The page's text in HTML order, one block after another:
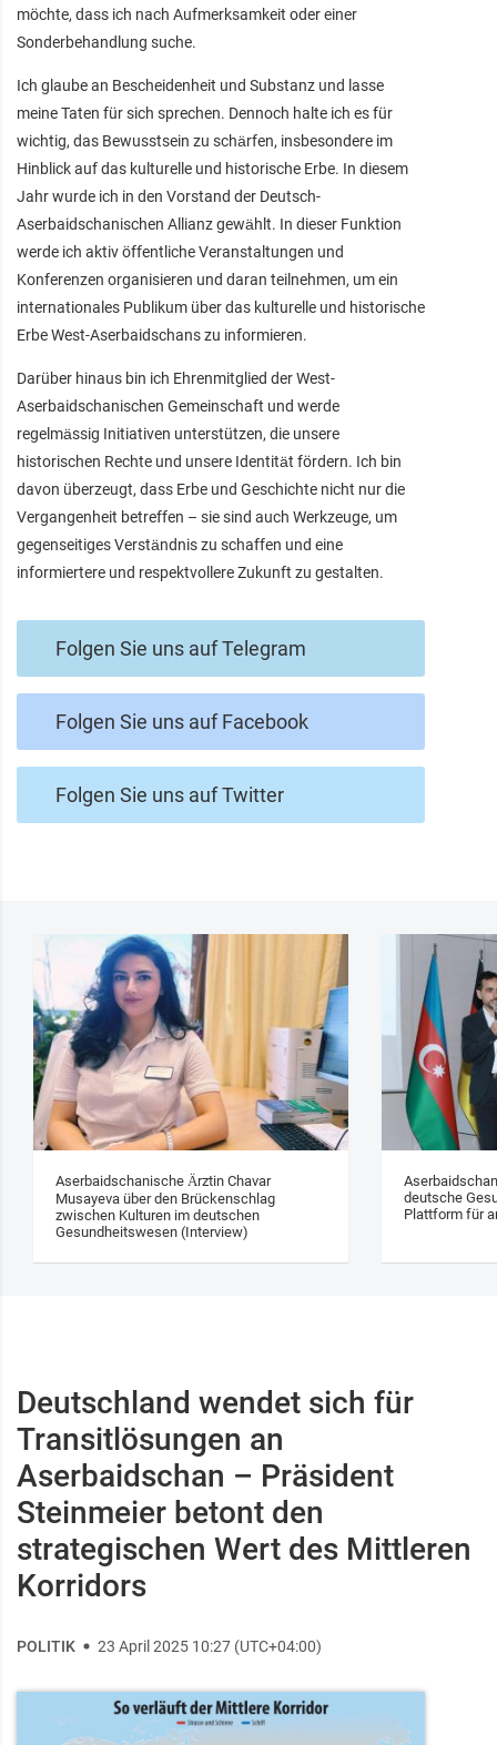
möchte, dass ich nach Aufmerksamkeit oder einer
Sonderbehandlung suche.
Ich glaube an Bescheidenheit und Substanz und lasse
meine Taten für sich sprechen. Dennoch halte ich es für
wichtig, das Bewusstsein zu schärfen, insbesondere im
Hinblick auf das kulturelle und historische Erbe. In diesem
Jahr wurde ich in den Vorstand der Deutsch-
Aserbaidschanischen Allianz gewählt. In dieser Funktion
werde ich aktiv öffentliche Veranstaltungen und
Konferenzen organisieren und daran teilnehmen, um ein
internationales Publikum über das kulturelle und historische
Erbe West-Aserbaidschans zu informieren.
Darüber hinaus bin ich Ehrenmitglied der West-
Aserbaidschanischen Gemeinschaft und werde
regelmässig Initiativen unterstützen, die unsere
historischen Rechte und unsere Identität fördern. Ich bin
davon überzeugt, dass Erbe und Geschichte nicht nur die
Vergangenheit betreffen – sie sind auch Werkzeuge, um
gegenseitiges Verständnis zu schaffen und eine
informiertere und respektvollere Zukunft zu gestalten.
Folgen Sie uns auf Telegram
Folgen Sie uns auf Facebook
Folgen Sie uns auf Twitter
Aserbaidschanische Ärztin Chavar
Musayeva über den Brückenschlag
zwischen Kulturen im deutschen
Gesundheitswesen (Interview)
deutsche
Plattform für
Deutschland wendet sich für
Transitlösungen an
Aserbaidschan – Präsident
Steinmeier betont den
strategischen Wert des Mittleren
Korridors
POLITIK 23 April 2025 10:27 (UTC+04:00)